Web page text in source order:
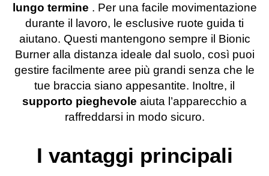
lungo termine . Per una facile movimentazione
durante il lavoro, le esclusive ruote guida ti
aiutano. Questi mantengono sempre il Bionic
Burner alla distanza ideale dal suolo, così puoi
gestire facilmente aree più grandi senza che le
tue braccia siano appesantite. Inoltre, il
supporto pieghevole aiuta l’apparecchio a
raffreddarsi in modo sicuro.
I vantaggi principali